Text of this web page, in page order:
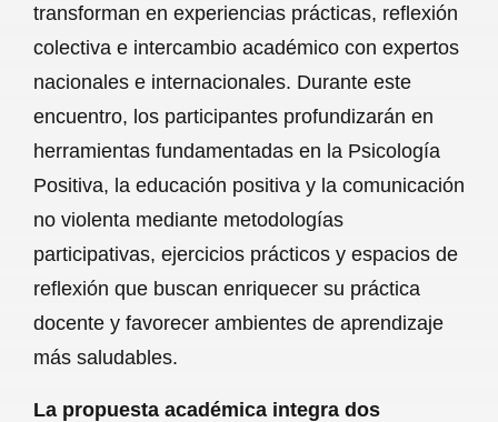
transforman en experiencias prácticas, reflexión
colectiva e intercambio académico con expertos
nacionales e internacionales. Durante este
encuentro, los participantes profundizarán en
herramientas fundamentadas en la Psicología
Positiva, la educación positiva y la comunicación
no violenta mediante metodologías
participativas, ejercicios prácticos y espacios de
reflexión que buscan enriquecer su práctica
docente y favorecer ambientes de aprendizaje
más saludables.
La propuesta académica integra dos